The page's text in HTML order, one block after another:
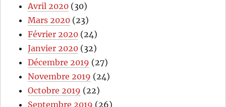
Avril 2020 (30)
Mars 2020 (23)
Février 2020 (24)
Janvier 2020 (32)
Décembre 2019 (27)
Novembre 2019 (24)
Octobre 2019 (22)
Septembre 2019 (26)